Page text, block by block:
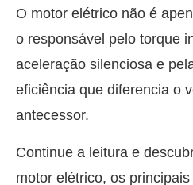
O motor elétrico não é
o responsável pelo torque
aceleração silenciosa e
eficiência que diferencia o
antecessor.
Continue a leitura e
motor elétrico, os